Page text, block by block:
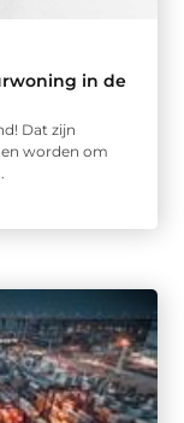
in de
Dat zijn
worden om